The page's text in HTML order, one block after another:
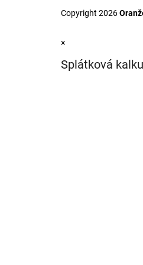
Copyright 2026
×
Splátková